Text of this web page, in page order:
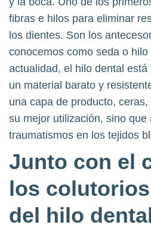
fibras e hilos para eliminar
los dientes. Son los
conocemos como seda o
actualidad, el hilo dental
un material barato y
una capa de producto,
su mejor utilización, sino que
traumatismos en los tejidos
Junto con el
los
del hilo